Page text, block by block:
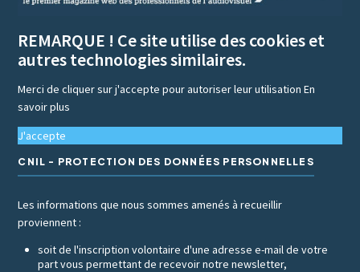
REMARQUE ! Ce site utilise des cookies et
autres technologies similaires.
Merci de cliquer sur j'accepte pour autoriser leur utilisationEn
savoir plus
J'accepte
CNIL - PROTECTION DES DONNÉES PERSONNELLES
Les informations que nous sommes amenés à recueillir
proviennent :
soit de l'inscription volontaire d'une adresse e-mail de votre
part vous permettant de recevoir notre newsletter,